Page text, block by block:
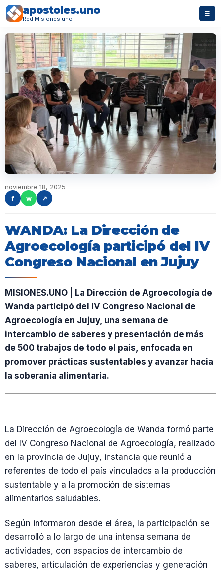
apostoles.uno
Red Misiones.uno
☰
noviembre 18, 2025
f
w ↗
WANDA: La Dirección de
Agroecología participó del IV
Congreso Nacional en Jujuy
MISIONES.UNO | La Dirección de Agroecología de
Wanda participó del IV Congreso Nacional de
Agroecología en Jujuy, una semana de
intercambio de saberes y presentación de más
de 500 trabajos de todo el país, enfocada en
promover prácticas sustentables y avanzar hacia
la soberanía alimentaria.
La Dirección de Agroecología de Wanda formó parte
del IV Congreso Nacional de Agroecología, realizado
en la provincia de Jujuy, instancia que reunió a
referentes de todo el país vinculados a la producción
sustentable y a la promoción de sistemas
alimentarios saludables.
Según informaron desde el área, la participación se
desarrolló a lo largo de una intensa semana de
actividades, con espacios de intercambio de
saberes, articulación de experiencias y generación